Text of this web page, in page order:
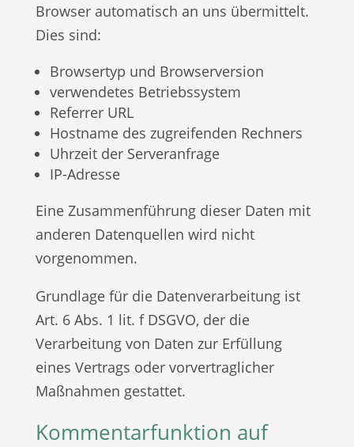
Browser automatisch an uns übermittelt.
Dies sind:
Browsertyp und Browserversion
verwendetes Betriebssystem
Referrer URL
Hostname des zugreifenden Rechners
Uhrzeit der Serveranfrage
IP-Adresse
Eine Zusammenführung dieser Daten mit
anderen Datenquellen wird nicht
vorgenommen.
Grundlage für die Datenverarbeitung ist
Art. 6 Abs. 1 lit. f DSGVO, der die
Verarbeitung von Daten zur Erfüllung
eines Vertrags oder vorvertraglicher
Maßnahmen gestattet.
Kommentarfunktion auf